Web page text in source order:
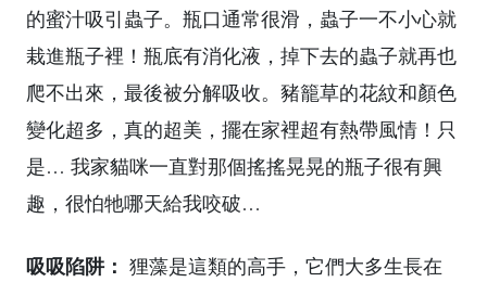
的蜜汁吸引蟲子。瓶口通常很滑，蟲子一不小心就
栽進瓶子裡！瓶底有消化液，掉下去的蟲子就再也
爬不出來，最後被分解吸收。豬籠草的花紋和顏色
變化超多，真的超美，擺在家裡超有熱帶風情！只
是… 我家貓咪一直對那個搖搖晃晃的瓶子很有興
趣，很怕牠哪天給我咬破…
吸吸陷阱： 狸藻是這類的高手，它們大多生長在